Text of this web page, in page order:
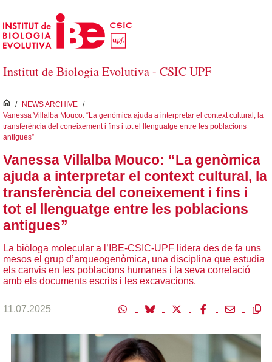
Salta al contingut principal
Institut de Biologia Evolutiva - CSIC UPF
inici
/ NEWS ARCHIVE /
Vanessa Villalba Mouco: “La genòmica ajuda a interpretar el context cultural, la
transferència del coneixement i fins i tot el llenguatge entre les poblacions
antigues”
Vanessa Villalba Mouco: “La genòmica
ajuda a interpretar el context cultural, la
transferència del coneixement i fins i
tot el llenguatge entre les poblacions
antigues”
La biòloga molecular a l’IBE-CSIC-UPF lidera des de fa uns
mesos el grup d’arqueogenòmica, una disciplina que estudia
els canvis en les poblacions humanes i la seva correlació
amb els documents escrits i les excavacions.
11.07.2025